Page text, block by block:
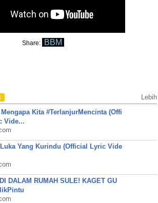
Share: BBM
Lebih
Kita #TerlanjurMencinta (Offi
Vide...
Luka Yang Kurindu (Official Lyric Vide
DALAM RUMAH SULE! KAGET GU